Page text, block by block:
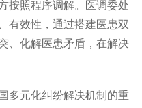
按照程序调解。医调委处
有效性，通过搭建医患双
、化解医患矛盾，在解决
多元化纠纷解决机制的重